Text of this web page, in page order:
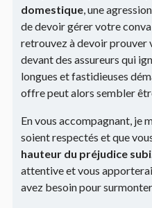
domestique, une
de devoir gérer votre
retrouvez à devoir prouver
devant des assureurs qui
longues et fastidieuses
offre peut alors sembler
En vous accompagnant, je
soient respectés et que
hauteur du préjudice subi
attentive et vous
avez besoin pour